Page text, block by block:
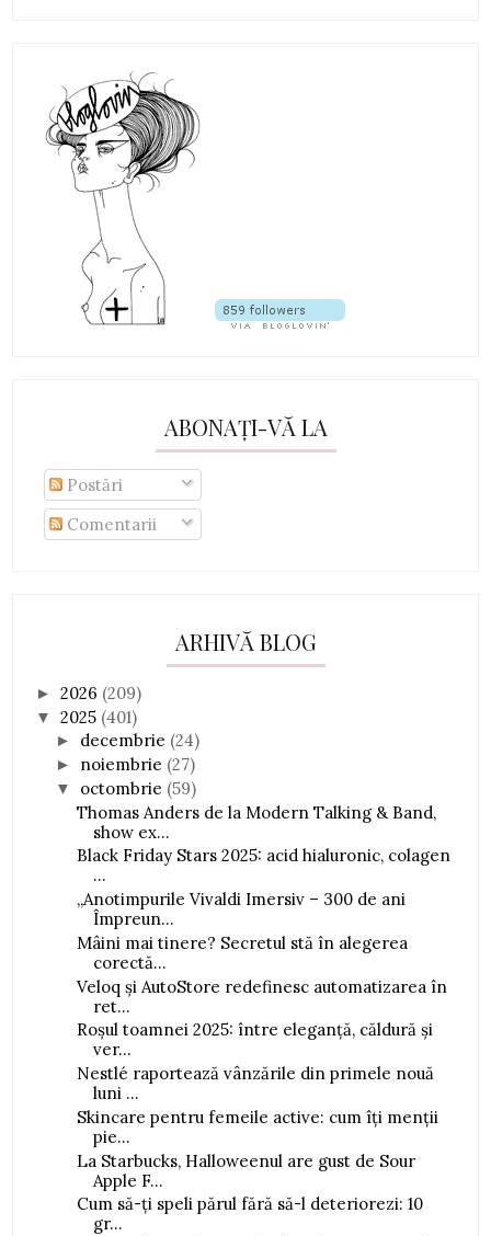
ABONAȚI-VĂ LA
Postări
Comentarii
ARHIVĂ BLOG
►2026 (209)
▼2025 (401)
► decembrie (24)
► noiembrie (27)
▼ octombrie (59)
Thomas Anders de la Modern Talking & Band,
show ex...
Black Friday Stars 2025: acid hialuronic, colagen
...
„Anotimpurile Vivaldi Imersiv – 300 de ani
Împreun...
Mâini mai tinere? Secretul stă în alegerea
corectă...
Veloq și AutoStore redefinesc automatizarea în
ret...
Roșul toamnei 2025: între eleganță, căldură și
ver...
Nestlé raportează vânzările din primele nouă
luni ...
Skincare pentru femeile active: cum îți menții
pie...
La Starbucks, Halloweenul are gust de Sour
Apple F...
Cum să-ți speli părul fără să-l deteriorezi: 10
gr...